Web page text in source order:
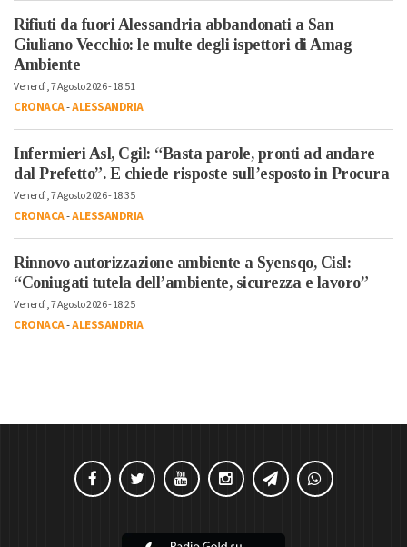
Rifiuti da fuori Alessandria abbandonati a San
Giuliano Vecchio: le multe degli ispettori di Amag
Ambiente
Venerdì, 7 Agosto 2026 - 18:51
CRONACA-ALESSANDRIA
Infermieri Asl, Cgil: “Basta parole, pronti ad andare
dal Prefetto”. E chiede risposte sull’esposto in Procura
Venerdì, 7 Agosto 2026 - 18:35
CRONACA-ALESSANDRIA
Rinnovo autorizzazione ambiente a Syensqo, Cisl:
“Coniugati tutela dell’ambiente, sicurezza e lavoro”
Venerdì, 7 Agosto 2026 - 18:25
CRONACA-ALESSANDRIA